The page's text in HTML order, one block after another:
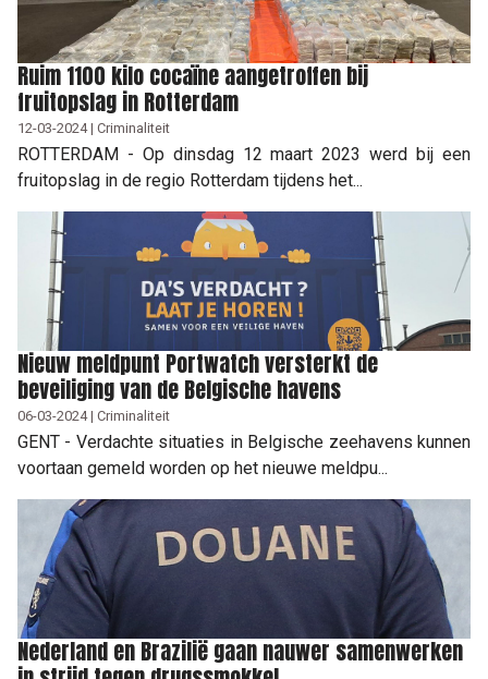
Ruim 1100 kilo cocaïne aangetroffen bij
fruitopslag in Rotterdam
12-03-2024 | Criminaliteit
ROTTERDAM - Op dinsdag 12 maart 2023 werd bij een
fruitopslag in de regio Rotterdam tijdens het...
Nieuw meldpunt Portwatch versterkt de
beveiliging van de Belgische havens
06-03-2024 | Criminaliteit
GENT - Verdachte situaties in Belgische zeehavens kunnen
voortaan gemeld worden op het nieuwe meldpu...
Nederland en Brazilië gaan nauwer samenwerken